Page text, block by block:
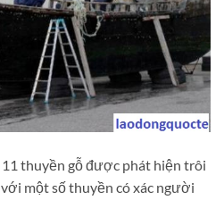
thuyền gỗ được phát hiện trôi
một số thuyền có xác người